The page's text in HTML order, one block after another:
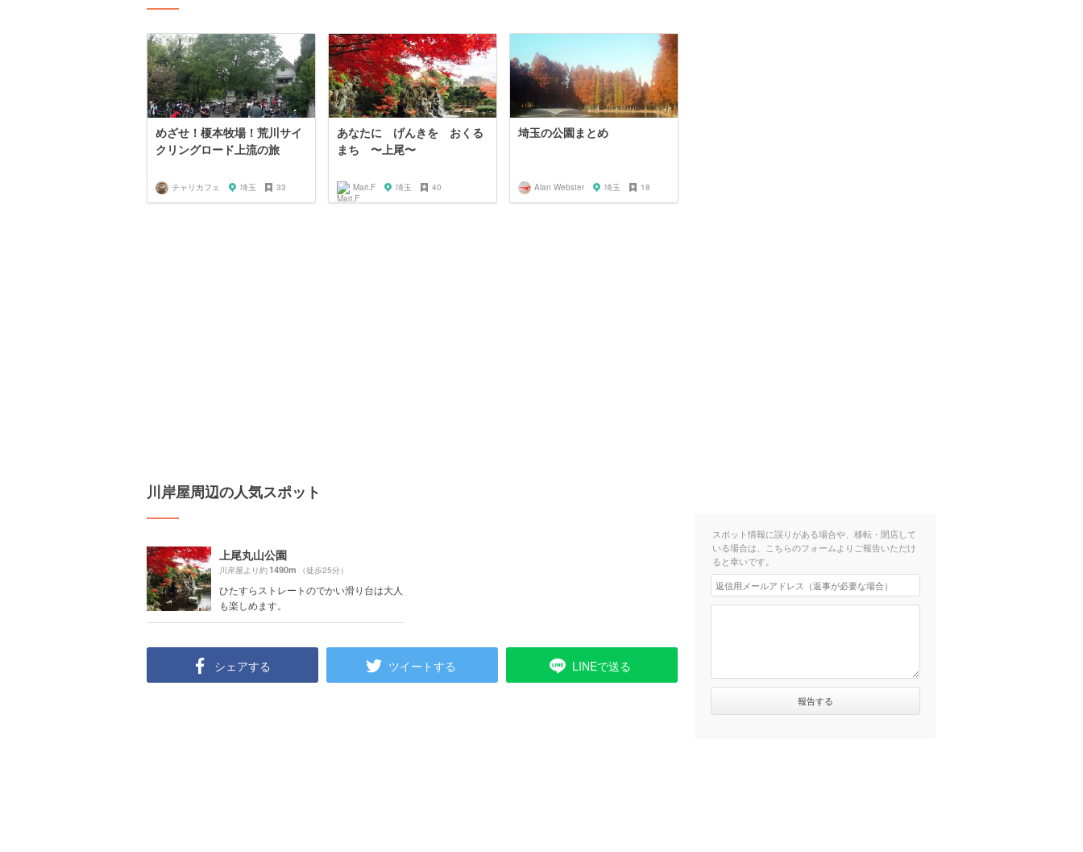
めざせ！榎本牧場！荒川サイ
クリングロード上流の旅
チャリカフェ 埼玉 33
あなたに げんきを おくる
まち 〜上尾〜
Mari.F 埼玉 40
埼玉の公園まとめ
Alan Webster 埼玉 18
川岸屋周辺の人気スポット
上尾丸山公園
川岸屋より約1490m （徒歩25分）
ひたすらストレートのでかい滑り台は大人
も楽しめます。
シェアする ツイートする LINEで送る
スポット情報に誤りがある場合や、移転・閉店して
いる場合は、こちらのフォームよりご報告いただけ
ると幸いです。